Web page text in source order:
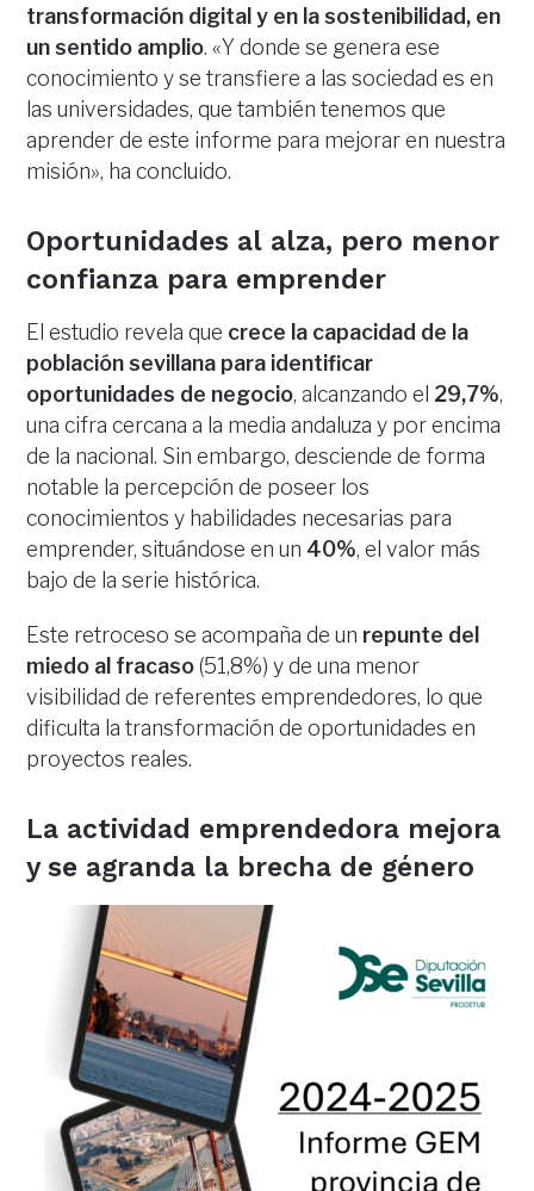
transformación digital y en la sostenibilidad, en
un sentido amplio. «Y donde se genera ese
conocimiento y se transfiere a las sociedad es en
las universidades, que también tenemos que
aprender de este informe para mejorar en nuestra
misión», ha concluido.
Oportunidades al alza, pero menor
confianza para emprender
El estudio revela que crece la capacidad de la
población sevillana para identificar
oportunidades de negocio, alcanzando el 29,7%,
una cifra cercana a la media andaluza y por encima
de la nacional. Sin embargo, desciende de forma
notable la percepción de poseer los
conocimientos y habilidades necesarias para
emprender, situándose en un 40%, el valor más
bajo de la serie histórica.
Este retroceso se acompaña de un repunte del
miedo al fracaso(51,8%) y de una menor
visibilidad de referentes emprendedores, lo que
dificulta la transformación de oportunidades en
proyectos reales.
La actividad emprendedora mejora
y se agranda la brecha de género